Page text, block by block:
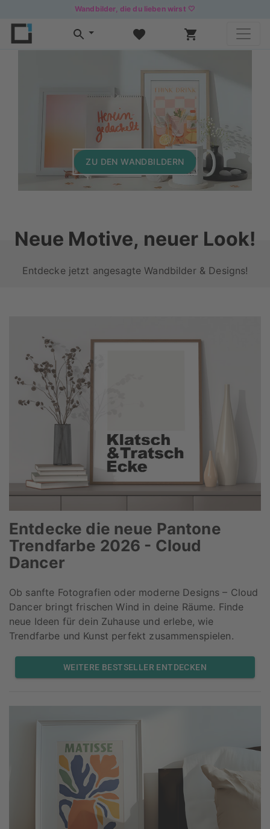
Wandbilder, die du lieben wirst 🤍
ZU DEN WANDBILDERN
Neue Motive, neuer Look!
Entdecke jetzt angesagte Wandbilder & Designs!
Entdecke die neue Pantone
Trendfarbe 2026 - Cloud
Dancer
Ob sanfte Fotografien oder moderne Designs – Cloud
Dancer bringt frischen Wind in deine Räume. Finde
neue Ideen für dein Zuhause und erlebe, wie
Trendfarbe und Kunst perfekt zusammenspielen.
WEITERE BESTSELLER ENTDECKEN